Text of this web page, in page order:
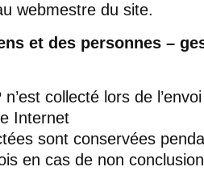
webmestre du site.
et des personnes –
collecté lors de
Internet
sont conservées
en cas de non